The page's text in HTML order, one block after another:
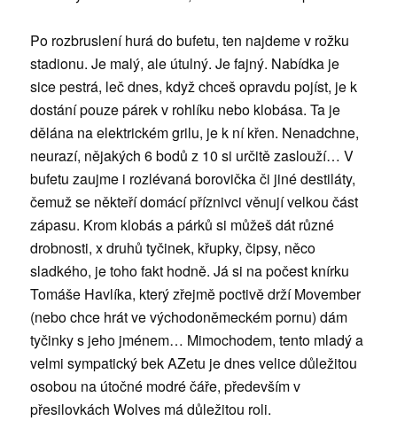
Po rozbruslení hurá do bufetu, ten najdeme v rožku
stadionu. Je malý, ale útulný. Je fajný. Nabídka je
sice pestrá, leč dnes, když chceš opravdu pojíst, je k
dostání pouze párek v rohlíku nebo klobása. Ta je
dělána na elektrickém grilu, je k ní křen. Nenadchne,
neurazí, nějakých 6 bodů z 10 si určitě zaslouží… V
bufetu zaujme i rozlévaná borovička či jiné destiláty,
čemuž se někteří domácí příznivci věnují velkou část
zápasu. Krom klobás a párků si můžeš dát různé
drobnosti, x druhů tyčinek, křupky, čipsy, něco
sladkého, je toho fakt hodně. Já si na počest knírku
Tomáše Havlíka, který zřejmě poctivě drží Movember
(nebo chce hrát ve východoněmeckém pornu) dám
tyčinky s jeho jménem… Mimochodem, tento mladý a
velmi sympatický bek AZetu je dnes velice důležitou
osobou na útočné modré čáře, především v
přesilovkách Wolves má důležitou roli.